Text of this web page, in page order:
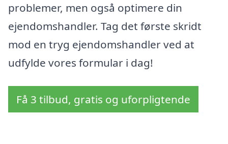
problemer, men også optimere din
ejendomshandler. Tag det første skridt
mod en tryg ejendomshandler ved at
udfylde vores formular i dag!
Få 3 tilbud, gratis og uforpligtende